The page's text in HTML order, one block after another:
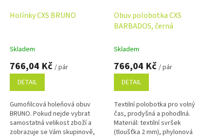
Holínky CXS BRUNO
Skladem
766,04 Kč / pár
DETAIL
Gumofilcová holeňová obuv
BRUNO. Pokud nejde vybrat
samostatná velikost zboží a
zobrazuje se Vám skupinově,
Obuv polobotka CXS
BARBADOS, černá
Skladem
766,04 Kč / pár
DETAIL
Textilní polobotka pro volný
čas, prodyšná a pohodlná.
Materiál: textilní svršek
(tloušťka 2 mm), phylonová